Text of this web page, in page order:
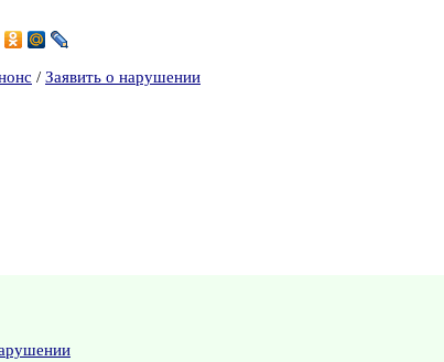
/ Заявить о нарушении